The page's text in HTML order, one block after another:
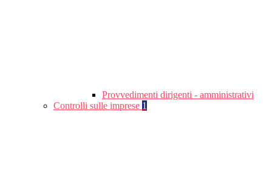
Provvedimenti dirigenti - amministrativi
Controlli sulle imprese 1